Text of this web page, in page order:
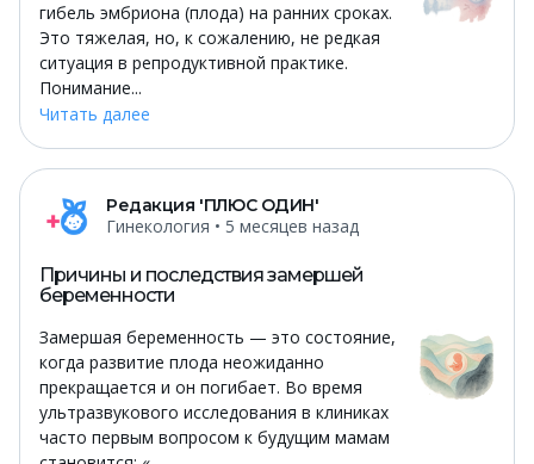
гибель эмбриона (плода) на ранних сроках.
Это тяжелая, но, к сожалению, не редкая
ситуация в репродуктивной практике.
Понимание...
Читать далее
Редакция 'ПЛЮС ОДИН'
Гинекология • 5 месяцев назад
Причины и последствия замершей
беременности
Замершая беременность — это состояние,
когда развитие плода неожиданно
прекращается и он погибает. Во время
ультразвукового исследования в клиниках
часто первым вопросом к будущим мамам